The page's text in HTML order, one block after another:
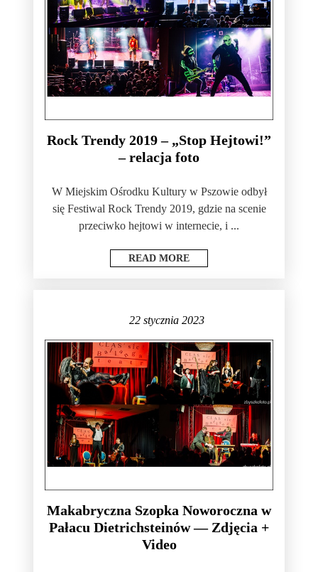
Rock Trendy 2019 – „Stop Hejtowi!”
– relacja foto
W Miejskim Ośrodku Kultury w Pszowie odbył
się Festiwal Rock Trendy 2019, gdzie na scenie
przeciwko hejtowi w internecie, i ...
READ MORE
22 stycznia 2023
Makabryczna Szopka Noworoczna w
Pałacu Dietrichsteinów — Zdjęcia +
Video